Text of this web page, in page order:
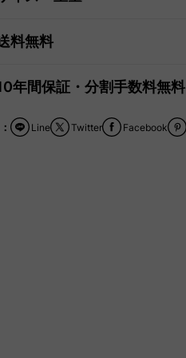
料無料
年間保証・分割手数料無料
Facebook
Twitter
Line